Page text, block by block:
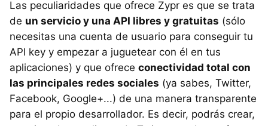
Las peculiaridades que ofrece Zypr es que se trata
de un servicio y una API libres y gratuitas (sólo
necesitas una cuenta de usuario para conseguir tu
API key y empezar a juguetear con él en tus
aplicaciones) y que ofrece conectividad total con
las principales redes sociales (ya sabes, Twitter,
Facebook, Google+...) de una manera transparente
para el propio desarrollador. Es decir, podrás crear,